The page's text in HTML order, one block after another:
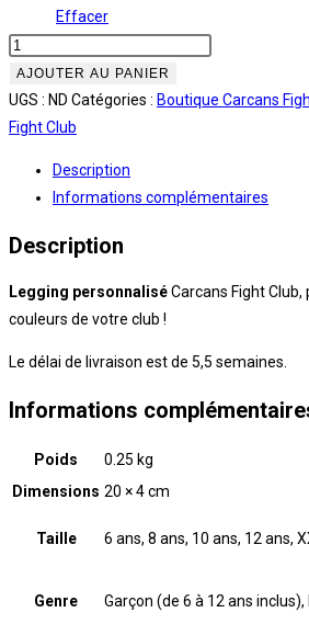
Effacer
quantité
de
Legging
Homme
Enfant
personnalisé
Carcans
Club
-
AJOUTER AU PANIER
UGS : ND Catégories : Boutique Carcans
Fight Club
Description
Informations complémentaires
Description
Legging personnaliséCarcans Fight
couleurs de votre club !
Le délai de livraison est de 5,5 semaines.
Informations
Poids
0.25 kg
Dimensions 20 × 4 cm
Taille 6 ans, 8 ans, 10 ans, 12 ans,
Genre Garçon (de 6 à 12 ans